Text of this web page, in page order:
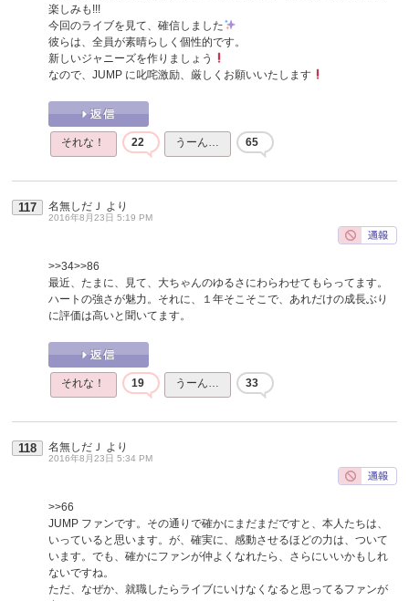
楽しみも!!!
今回のライブを見て、確信しました
彼らは、全員が素晴らしく個性的です。
新しいジャニーズを作りましょう
なので、JUMP に叱咤激励、厳しくお願いいたします
それな！ 22 うーん… 65
117 名無しだＪ より
2016年8月23日 5:19 PM
>>34>>86
最近、たまに、見て、大ちゃんのゆるさにわらわせてもらってます。
ハートの強さが魅力。それに、１年そこそこで、あれだけの成長ぶり
に評価は高いと聞いてます。
それな！ 19 うーん… 33
118 名無しだＪ より
2016年8月23日 5:34 PM
>>66
JUMP ファンです。その通りで確かにまだまだですと、本人たちは、
いっていると思います。が、確実に、感動させるほどの力は、ついて
います。でも、確かにファンが仲よくなれたら、さらにいいかもしれ
ないですね。
ただ、なぜか、就職したらライブにいけなくなると思ってるファンが